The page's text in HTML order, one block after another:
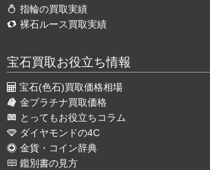
指輪の買取実績
裸石ルース買取実績
宝石買取お役立ち情報
宝石(色石)買取価格相場
金プラチナ買取価格
とってもお役立ちコラム
ダイヤモンドの4C
金貨・コイン辞典
鑑別書の見方